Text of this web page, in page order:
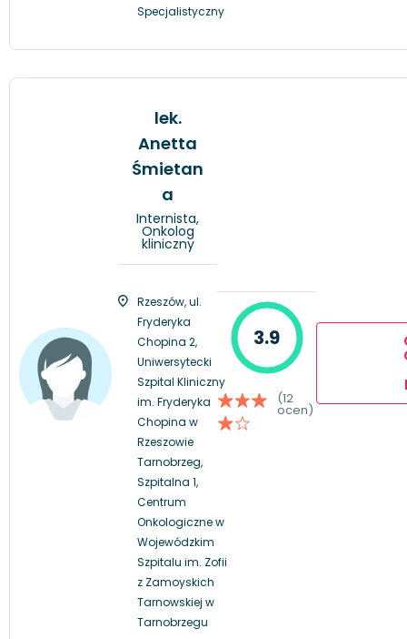
Specjalistyczny
lek.
Anetta
Śmietan
a
Internista,
Onkolog
kliniczny
Rzeszów, ul.
Fryderyka
Chopina 2,
Uniwersytecki
Szpital Kliniczny
im. Fryderyka
Chopina w
Rzeszowie
Tarnobrzeg,
Szpitalna 1,
Centrum
Onkologiczne w
Wojewódzkim
Szpitalu im. Zofii
z Zamoyskich
Tarnowskiej w
Tarnobrzegu
3.9
(12
ocen)